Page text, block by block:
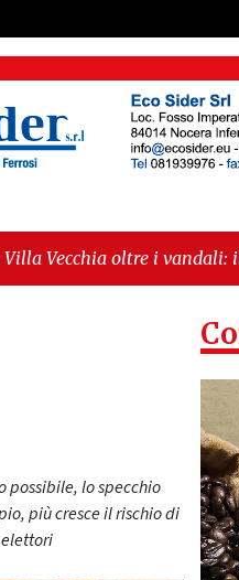
il vero nodo è il
lo specchio
più cresce il rischio di